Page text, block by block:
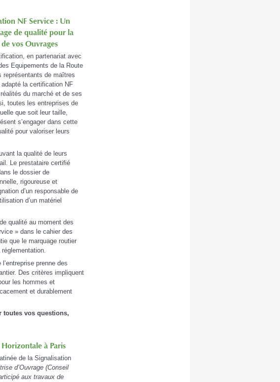
NF Service : Un
de qualité pour la
vos Ouvrages
en partenariat avec
Equipements de la Route
représentants de maîtres
adapté la certification NF
du marché et de ses
toutes les entreprises de
que soit leur taille,
s’engager dans cette
pour valoriser leurs
la qualité de leurs
Le prestataire certifié
le dossier de
rigoureuse et
d’un responsable de
d’un matériel
qualité au moment des
» dans le cahier des
que le marquage routier
prenne des
Des critères impliquent
les hommes et
et durablement
toutes vos questions,
à Paris
de la Signalisation
d’Ouvrage (Conseil
aux travaux de